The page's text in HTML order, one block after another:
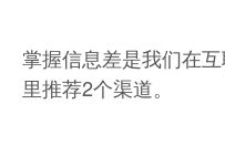
掌握信息差是我们在
里推荐2个渠道。